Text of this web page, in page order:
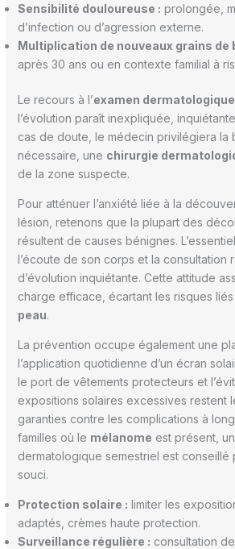
Sensibilité douloureuse : prolongée,
d’infection ou d’agression externe.
Multiplication de nouveaux grains de
après 30 ans ou en contexte familial à
Le recours à l’examen dermatologique
l’évolution paraît inexpliquée,
cas de doute, le médecin privilégiera la
nécessaire, une chirurgie
de la zone suspecte.
Pour atténuer l’anxiété liée à la
lésion, retenons que la plupart des
résultent de causes bénignes.
l’écoute de son corps et la consultation
d’évolution inquiétante. Cette attitude
charge efficace, écartant les risques liés
peau.
La prévention occupe également une
l’application quotidienne d’un écran
le port de vêtements protecteurs et
expositions solaires excessives restent
garanties contre les complications à
familles où le mélanome est présent,
dermatologique semestriel est conseillé
souci.
Protection solaire : limiter les
adaptés, crèmes haute protection.
Surveillance régulière : consultation